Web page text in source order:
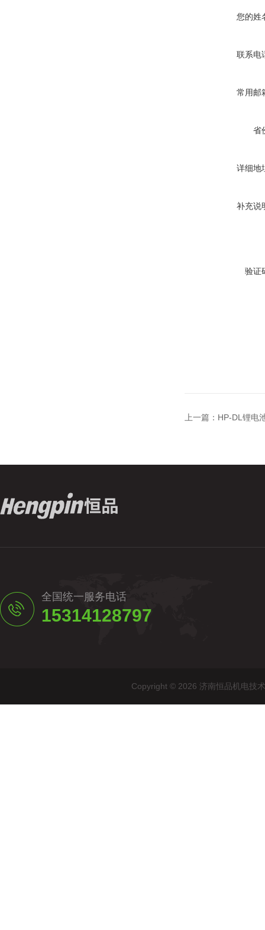
您的姓
联系电
常用邮
省
详细地
补充说
验证
上一篇： HP-DL锂电
全国统一服务电话
15314128797
Copyright © 2026 济南恒品机电技